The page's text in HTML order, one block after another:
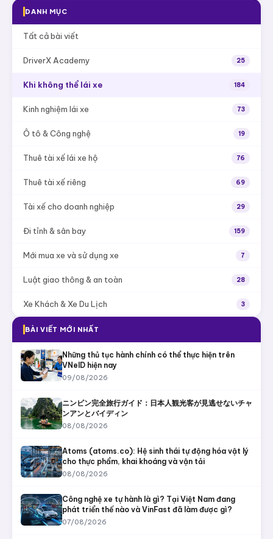
DANH MỤC
Tất cả bài viết
DriverX Academy 25
Khi không thể lái xe 184
Kinh nghiệm lái xe 73
Ô tô & Công nghệ 19
Thuê tài xế lái xe hộ 76
Thuê tài xế riêng 69
Tài xế cho doanh nghiệp 29
Đi tỉnh & sân bay 159
Mới mua xe và sử dụng xe 7
Luật giao thông & an toàn 28
Xe Khách & Xe Du Lịch 3
BÀI VIẾT MỚI NHẤT
Những thủ tục hành chính có thể thực hiện trên
VNeID hiện nay
09/08/2026
ニンビン完全旅行ガイド：日本人観光客が見逃せないチャ
ンアンとバイディン
08/08/2026
Atoms (atoms.co): Hệ sinh thái tự động hóa vật lý
cho thực phẩm, khai khoáng và vận tải
08/08/2026
Công nghệ xe tự hành là gì? Tại Việt Nam đang
phát triển thế nào và VinFast đã làm được gì?
07/08/2026